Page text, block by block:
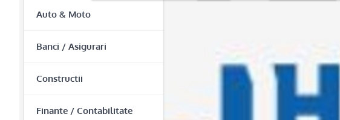
Auto & Moto
Banci / Asigurari
Constructii
Finante / Contabilitate